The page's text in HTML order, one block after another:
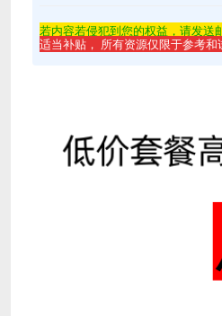
若内容若侵犯到您的权益，请发送
适当补贴， 所有资源仅限于参考和